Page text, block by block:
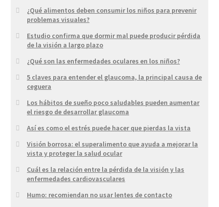
¿Qué alimentos deben consumir los niños para prevenir
problemas visuales?
Estudio confirma que dormir mal puede producir pérdida
de la visión a largo plazo
¿Qué son las enfermedades oculares en los niños?
5 claves para entender el glaucoma, la principal causa de
ceguera
Los hábitos de sueño poco saludables pueden aumentar
el riesgo de desarrollar glaucoma
Así es como el estrés puede hacer que pierdas la vista
Visión borrosa: el superalimento que ayuda a mejorar la
vista y proteger la salud ocular
Cuál es la relación entre la pérdida de la visión y las
enfermedades cardiovasculares
Humo: recomiendan no usar lentes de contacto